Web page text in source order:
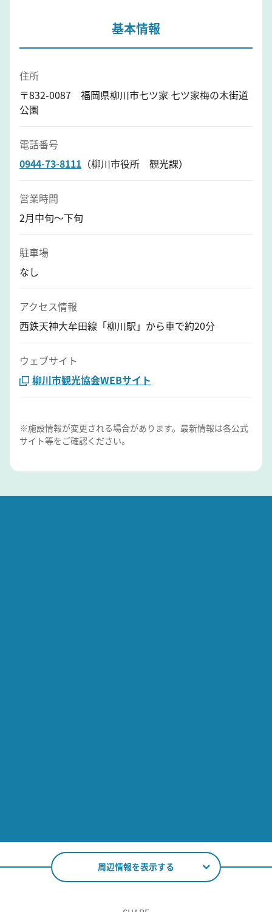
基本情報
住所
〒832-0087 福岡県柳川市七ツ家 七ツ家梅の木街道
公園
電話番号
0944-73-8111 （柳川市役所 観光課）
営業時間
2月中旬～下旬
駐車場
なし
アクセス情報
西鉄天神大牟田線「柳川駅」から車で約20分
ウェブサイト
柳川市観光協会WEBサイト
※施設情報が変更される場合があります。最新情報は各公式
サイト等をご確認ください。
周辺情報を表示する